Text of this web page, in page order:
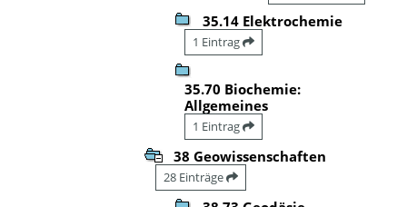
35.14 Elektrochemie
1 Eintrag
35.70 Biochemie:
Allgemeines
1 Eintrag
38 Geowissenschaften
28 Einträge